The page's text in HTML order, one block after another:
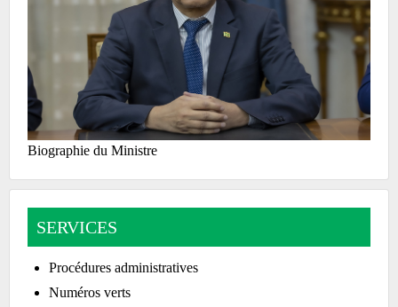
Biographie du Ministre
SERVICES
Procédures administratives
Numéros verts